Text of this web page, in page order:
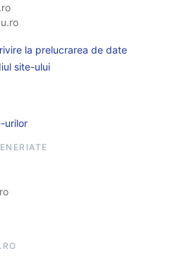
la prelucrarea de date
site-ului
urilor